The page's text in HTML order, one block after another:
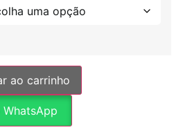
ao carrinho